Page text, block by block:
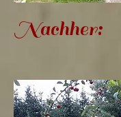
Nachher: